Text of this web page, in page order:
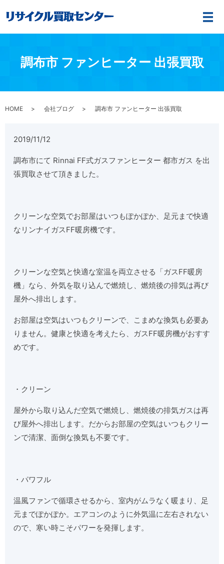
メ
調布市 ファンヒーター 出張買取
HOME 会社ブログ 調布市 ファンヒーター 出張買取
2019/11/12
調布市にて Rinnai FF式ガスファンヒーター 都市ガス を出
張買取させて頂きました。
クリーンな空気でお部屋はいつもぽかぽか、足元まで快適
なリンナイガスFF暖房機です。
クリーンな空気と快適な室温を両立させる「ガスFF暖房
機」なら、外気を取り込んで燃焼し、燃焼後の排気は再び
屋外へ排出します。
お部屋は空気はいつもクリーンで、こまめな換気も必要あ
りません。健康と快適を考えたら、ガスFF暖房機がおすす
めです。
・クリーン
屋外から取り込んだ空気で燃焼し、燃焼後の排気ガスは再
び屋外へ排出します。だからお部屋の空気はいつもクリー
ンで清潔、面倒な換気も不要です。
・パワフル
温風ファンで循環させるから、室内がムラなく暖まり、足
元までぽかぽか。エアコンのように外気温に左右されない
ので、寒い時こそパワーを発揮します。